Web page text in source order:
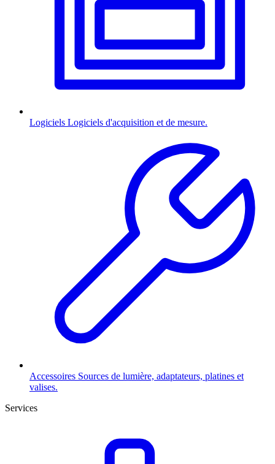
Logiciels Logiciels d'acquisition et de mesure.
Accessoires Sources de lumière, adaptateurs, platines et
valises.
Services